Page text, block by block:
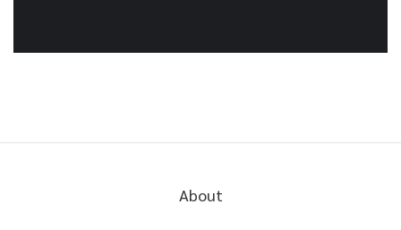
About